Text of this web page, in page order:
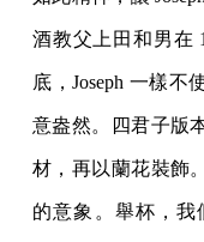
酒教父上田和男在
底，Joseph 一樣
意盎然。四君子版
材，再以蘭花裝飾
的意象。舉杯，